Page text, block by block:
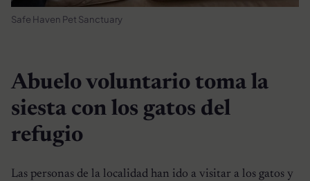
Safe Haven Pet Sanctuary
Abuelo voluntario toma la
siesta con los gatos del
refugio
Las personas de la localidad han ido a visitar a los gatos y